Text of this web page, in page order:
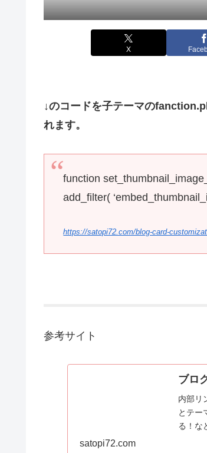
X
↓のコードを子テーマの
れます。
function
add_filter(
https://satopi72.com/blog-card-
参考サイト
ブロ
内部リ
とテー
る！な
satopi72.com